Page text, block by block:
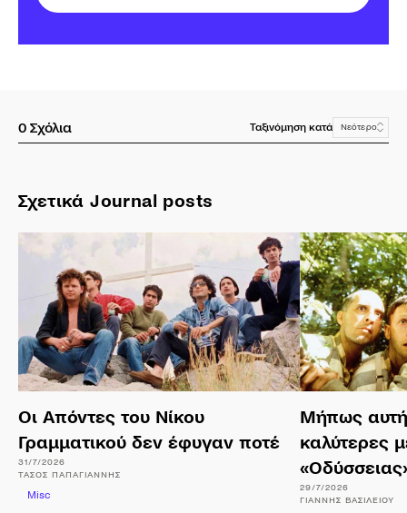
0 Σχόλια Ταξινόμηση κατά Νεότερο
Σχετικά Journal posts
Οι Απόντες του Νίκου
Γραμματικού δεν έφυγαν ποτέ
31/7/2026
ΤΆΣΟΣ ΠΑΠΑΓΙΆΝΝΗΣ
Misc
Μήπως αυτή
καλύτερες
29/7/2026
ΓΙΆΝΝΗΣ ΒΑΣΙΛΕΊΟΥ